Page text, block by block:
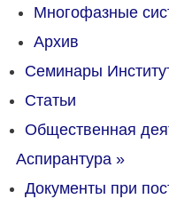
Многофазные
Архив
Семинары
Статьи
Общественная
Аспирантура »
Документы при